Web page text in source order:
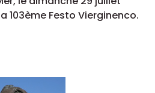
103ème Festo Vierginenco.